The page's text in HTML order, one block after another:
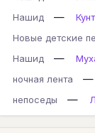
Нашид
—
Новые детские
Нашид
—
ночная лента
—
непоседы
—